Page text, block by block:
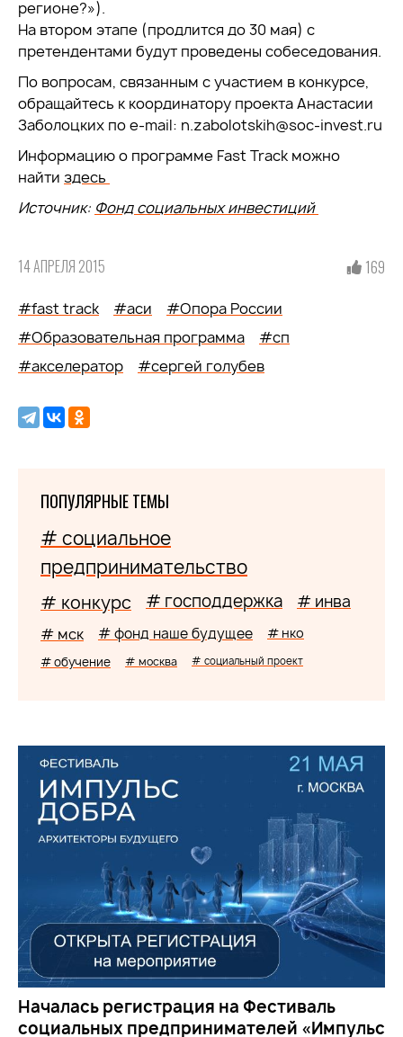
регионе?»).
На втором этапе (продлится до 30 мая) с
претендентами будут проведены собеседования.
По вопросам, связанным с участием в конкурсе,
обращайтесь к координатору проекта Анастасии
Заболоцких по e-mail: n.zabolotskih@soc-invest.ru
Информацию о программе Fast Track можно
найти здесь
Источник: Фонд социальных инвестиций
14 АПРЕЛЯ 2015 169
#fast track #аси
#Опора России
#Образовательная программа
#сп
#акселератор
#сергей голубев
ПОПУЛЯРНЫЕ ТЕМЫ
# социальное
предпринимательство
# конкурс # господдержка # инва
# мск # фонд наше будущее # нко
# обучение # москва # социальный проект
Началась регистрация на Фестиваль
социальных предпринимателей «Импульс